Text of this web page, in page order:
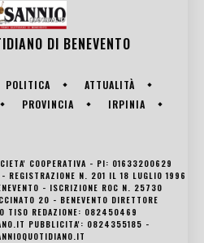
DI BENEVENTO
POLITICA
ATTUALITÀ
PROVINCIA
IRPINIA
COOPERATIVA - PI: 01633200629
REGISTRAZIONE N. 201 IL 18 LUGLIO 1996
- ISCRIZIONE ROC N. 25730
20 - BENEVENTO DIRETTORE
TISO REDAZIONE: 082450469
PUBBLICITA': 0824355185 -